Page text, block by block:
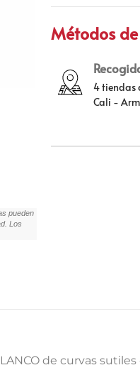
pueden
Los
Métodos
4 tiendas
Cali -
de curvas